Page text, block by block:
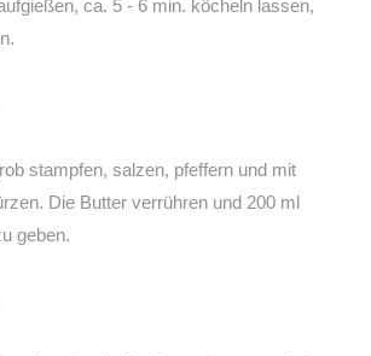
ca. 5 - 6 min. köcheln lassen,
stampfen, salzen, pfeffern und mit
Die Butter verrühren und 200 ml
geben.